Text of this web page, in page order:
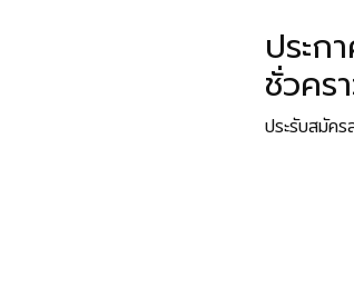
ประก
ชั่วคร
ประรับสมัค